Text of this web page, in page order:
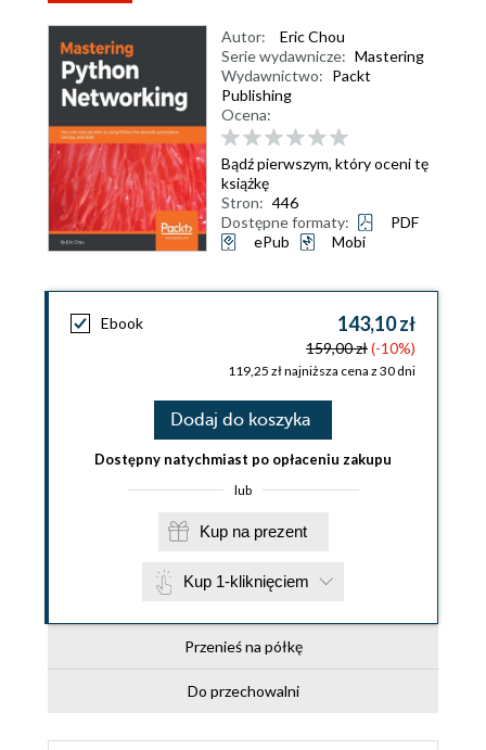
Autor:
Eric Chou
Serie wydawnicze: Mastering
Wydawnictwo: Packt
Publishing
Ocena:
Bądź pierwszym, który oceni tę
książkę
Stron: 446
Dostępne formaty:
PDF
ePub
Mobi
Ebook 143,10 zł
159,00 zł(-10%)
119,25 zł najniższa cena z 30 dni
Dodaj do koszyka
Dostępny natychmiast po opłaceniu zakupu
lub
Kup na prezent
Kup 1-kliknięciem
Przenieś na półkę
Do przechowalni